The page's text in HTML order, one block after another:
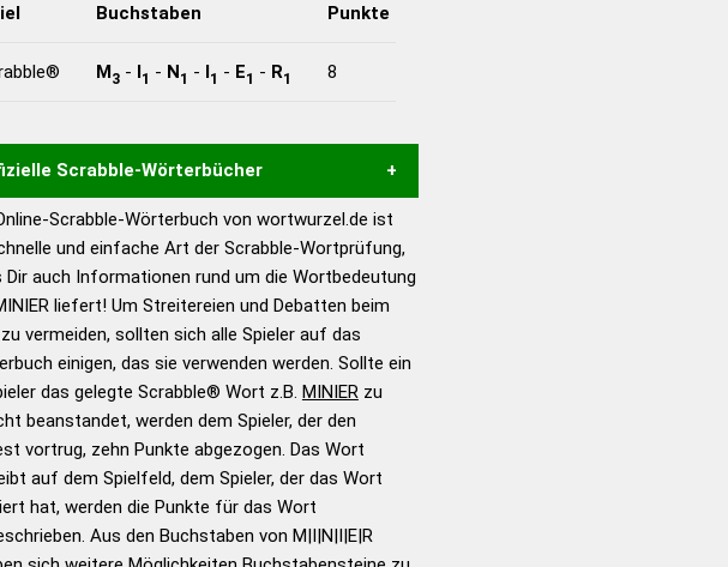
Buchstaben Punkte
M3- I1 - N1 - I1 - E1 - R1 8
Scrabble-Wörterbücher
liefert mit Hilfe eines semantischen
Algorithmus gute Anhaltspunkte zu
Worttrennung und Wortform, um die
eines Wortes für das Scrabble-Spiel zu
zugelassene Turnier Scrabble-
sind:
Duden – Standardwerk in 12
Bänden
Duden – Richtiges und gutes
Deutsch
Scrabble-Wörterbuch von wortwurzel.de ist
und einfache Art der Scrabble-Wortprüfung,
Dir auch Informationen rund um die Wortbedeutung
liefert! Um Streitereien und Debatten beim
vermeiden, sollten sich alle Spieler auf das
einigen, das sie verwenden werden. Sollte ein
das gelegte Scrabble® Wort z.B. MINIERzu
beanstandet, werden dem Spieler, der den
vortrug, zehn Punkte abgezogen. Das Wort
auf dem Spielfeld, dem Spieler, der das Wort
hat, werden die Punkte für das Wort
Aus den Buchstaben von M|I|N|I|E|R